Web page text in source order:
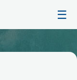
☰